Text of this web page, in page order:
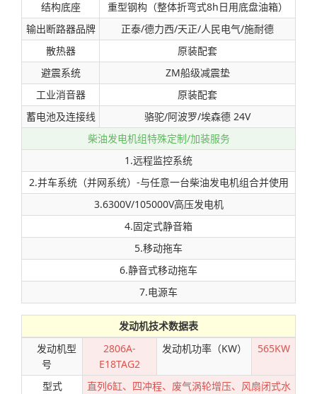
结构底座
重型钢构（整体折弯式8h日用底盘油箱）
输出断路器品牌
正泰/德力西/天正/人民电气/施耐德
散热器
原装配套
避震系统
ZM船级减震垫
工业消音器
原装配套
蓄电池及连接线
骆驼/阿波罗/埃森德 24V
柴油发电机组特殊定制/加装服务
1.远程监控系统
2.并车系统（并网系统）-与任意一台柴油发电机组合并使用
3.6300V/105000V高压发电机
4.固定式静音箱
5.移动拖车
6.静音式移动拖车
7.电源车
发动机技术数据表
发动机型
号
2806A-
E18TAG2
发动机功率（KW） 565KW
型式
直列6缸、四冲程、废气涡轮增压、风扇闭式水